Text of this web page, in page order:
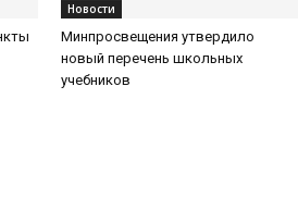
Новости
Минпросвещения утвердило
новый перечень школьных
учебников